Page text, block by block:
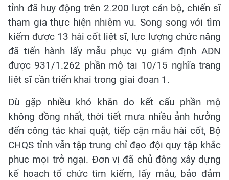
tỉnh đã huy động trên 2.200 lượt cán bộ, chiến sĩ
tham gia thực hiện nhiệm vụ. Song song với tìm
kiếm được 13 hài cốt liệt sĩ, lực lượng chức năng
đã tiến hành lấy mẫu phục vụ giám định ADN
được 931/1.262 phần mộ tại 10/15 nghĩa trang
liệt sĩ cần triển khai trong giai đoạn 1.
Dù gặp nhiều khó khăn do kết cấu phần mộ
không đồng nhất, thời tiết mưa nhiều ảnh hưởng
đến công tác khai quật, tiếp cận mẫu hài cốt, Bộ
CHQS tỉnh vẫn tập trung chỉ đạo đội quy tập khắc
phục mọi trở ngại. Đơn vị đã chủ động xây dựng
kế hoạch tổ chức tìm kiếm, lấy mẫu, bảo đảm